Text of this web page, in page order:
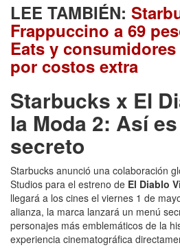
LEE TAMBIÉN:
Frappuccino a 69
Eats y
por costos extra
Starbucks x El
la Moda 2: Así
secreto
Starbucks anunció una colaboración
Studios para el estreno de El Diablo
llegará a los cines el viernes 1 de
alianza, la marca lanzará un menú
personajes más emblemáticos de la
experiencia cinematográfica